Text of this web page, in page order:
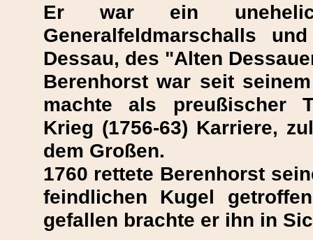
Er war ein
Generalfeldmarschalls
Dessau, des "Alten
Berenhorst war seit
machte als preußischer
Krieg (1756-63) Karriere,
dem Großen.
1760 rettete Berenhorst
feindlichen Kugel
gefallen brachte er ihn in